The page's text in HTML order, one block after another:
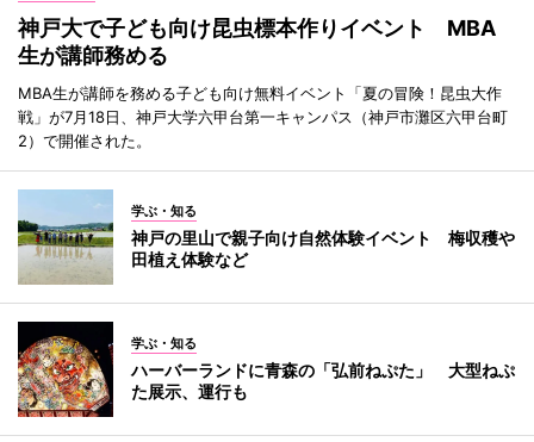
神戸大で子ども向け昆虫標本作りイベント MBA
生が講師務める
MBA生が講師を務める子ども向け無料イベント「夏の冒険！昆虫大作
戦」が7月18日、神戸大学六甲台第一キャンパス（神戸市灘区六甲台町
2）で開催された。
学ぶ・知る
神戸の里山で親子向け自然体験イベント 梅収穫や
田植え体験など
学ぶ・知る
ハーバーランドに青森の「弘前ねぷた」 大型ねぷ
た展示、運行も